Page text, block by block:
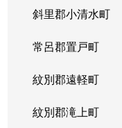
斜里郡小清水町
常呂郡置戸町
紋別郡遠軽町
紋別郡滝上町